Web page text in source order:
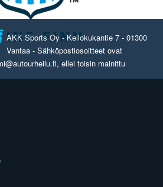
AKK Sports Oy - Kellokukantie 7 - 01300
Vantaa - Sähköpostiosoitteet ovat
ellei toisin mainittu